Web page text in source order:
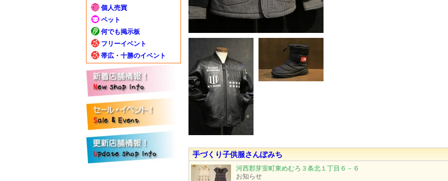
個人売買
ペット
何でも掲示板
フリーイベント
帯広・十勝のイベント
手づくり子供服さんぽみち
河西郡芽室町東めむろ３条北１丁目６－６
お知らせ